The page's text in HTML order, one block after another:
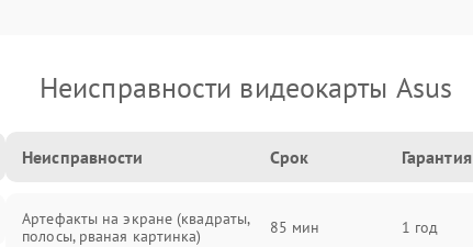
Неисправности видеокарты Asus
Неисправности Срок Гарантия
Артефакты на экране (квадраты,
полосы, рваная картинка)
85 мин 1 год